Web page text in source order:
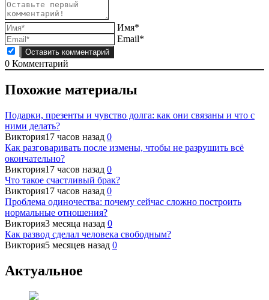
Имя*
Email*
0 Комментарий
Похожие материалы
Подарки, презенты и чувство долга: как они связаны и что с
ними делать?
Виктория17 часов назад 0
Как разговаривать после измены, чтобы не разрушить всё
окончательно?
Виктория17 часов назад 0
Что такое счастливый брак?
Виктория17 часов назад 0
Проблема одиночества: почему сейчас сложно построить
нормальные отношения?
Виктория3 месяца назад 0
Как развод сделал человека свободным?
Виктория5 месяцев назад 0
Актуальное